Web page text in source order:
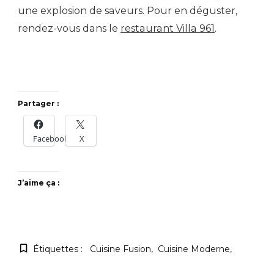
une explosion de saveurs. Pour en déguster,
rendez-vous dans le restaurant Villa 961 .
Partager :
Facebook X
J’aime ça :
Étiquettes : Cuisine Fusion
Cuisine Moderne